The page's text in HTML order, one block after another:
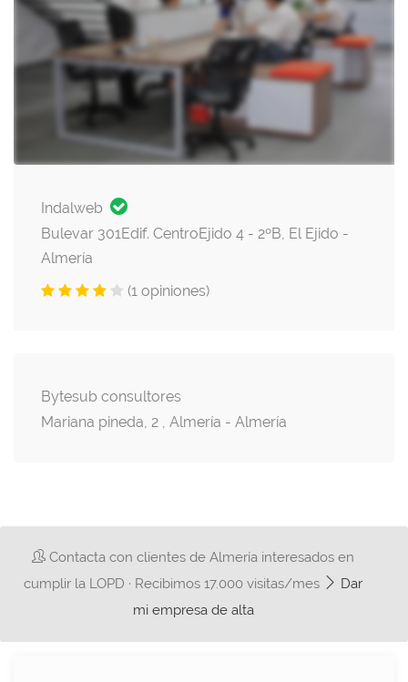
Indalweb
Bulevar 301Edif. CentroEjido 4 - 2ºB, El Ejido -
Almería
(1 opiniones)
Bytesub consultores
Mariana pineda, 2 , Almería - Almería
Contacta con clientes de Almería interesados en
cumplir la LOPD · Recibimos 17.000 visitas/mes
Dar
mi empresa de alta